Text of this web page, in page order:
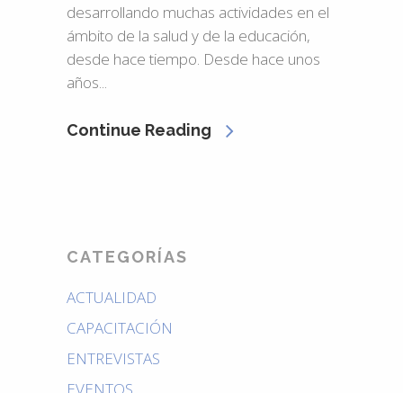
desarrollando muchas actividades en el
ámbito de la salud y de la educación,
desde hace tiempo. Desde hace unos
años...
Continue Reading
CATEGORÍAS
ACTUALIDAD
CAPACITACIÓN
ENTREVISTAS